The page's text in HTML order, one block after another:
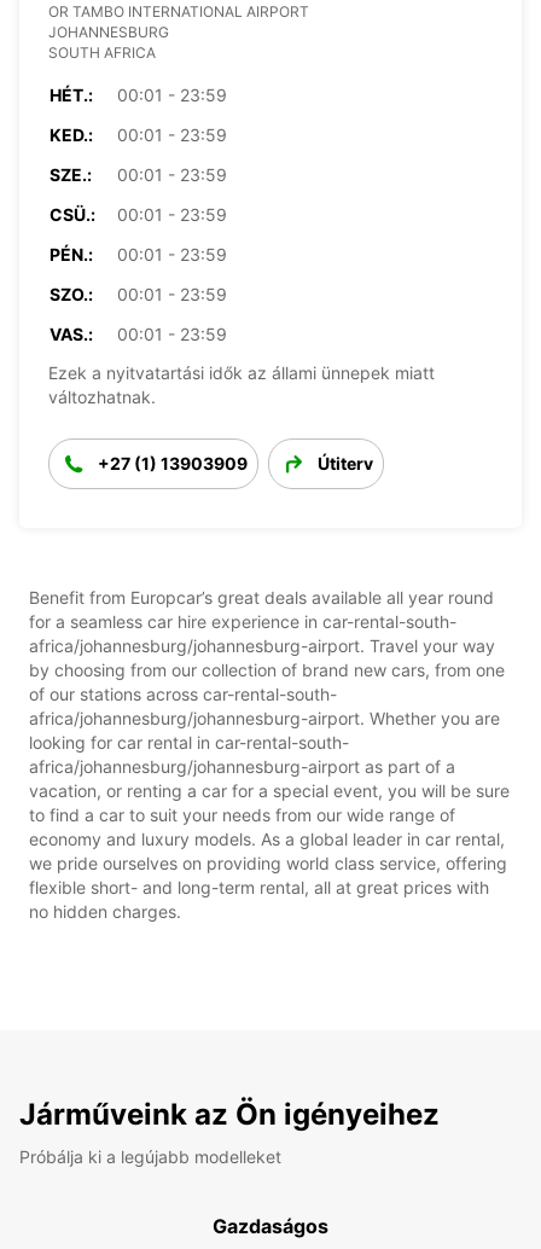
OR TAMBO INTERNATIONAL AIRPORT
JOHANNESBURG
SOUTH AFRICA
HÉT.:
00:01 - 23:59
KED.:
00:01 - 23:59
SZE.:
00:01 - 23:59
CSÜ.:
00:01 - 23:59
PÉN.:
00:01 - 23:59
SZO.:
00:01 - 23:59
VAS.:
00:01 - 23:59
Ezek a nyitvatartási idők az állami ünnepek miatt
változhatnak.
+27 (1) 13903909 Útiterv
Benefit from Europcar’s great deals available all year round
for a seamless car hire experience in car-rental-south-
africa/johannesburg/johannesburg-airport. Travel your way
by choosing from our collection of brand new cars, from one
of our stations across car-rental-south-
africa/johannesburg/johannesburg-airport. Whether you are
looking for car rental in car-rental-south-
africa/johannesburg/johannesburg-airport as part of a
vacation, or renting a car for a special event, you will be sure
to find a car to suit your needs from our wide range of
economy and luxury models. As a global leader in car rental,
we pride ourselves on providing world class service, offering
flexible short- and long-term rental, all at great prices with
no hidden charges.
Járműveink az Ön igényeihez
Próbálja ki a legújabb modelleket
Gazdaságos